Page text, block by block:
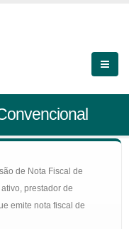
de Nota Fiscal de
prestador de
emite nota fiscal de